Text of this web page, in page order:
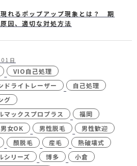
れるポップアップ現象とは？ 期
因、適切な対処方法
日
VIO自己処理
ドライトレーザー
自己処理
グ
マックスプロプラス
福岡
男女OK 男性脱毛
男性歓迎
顏脱毛 産毛
熱破壊式
シリーズ
博多
小倉